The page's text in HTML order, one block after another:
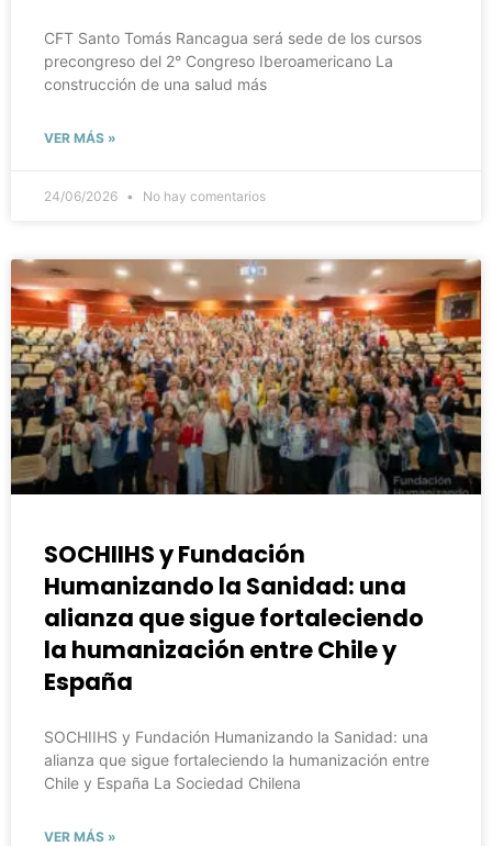
CFT Santo Tomás Rancagua será sede de los cursos
precongreso del 2° Congreso Iberoamericano La
construcción de una salud más
VER MÁS »
24/06/2026 No hay comentarios
SOCHIIHS y Fundación
Humanizando la Sanidad: una
alianza que sigue fortaleciendo
la humanización entre Chile y
España
SOCHIIHS y Fundación Humanizando la Sanidad: una
alianza que sigue fortaleciendo la humanización entre
Chile y España La Sociedad Chilena
VER MÁS »